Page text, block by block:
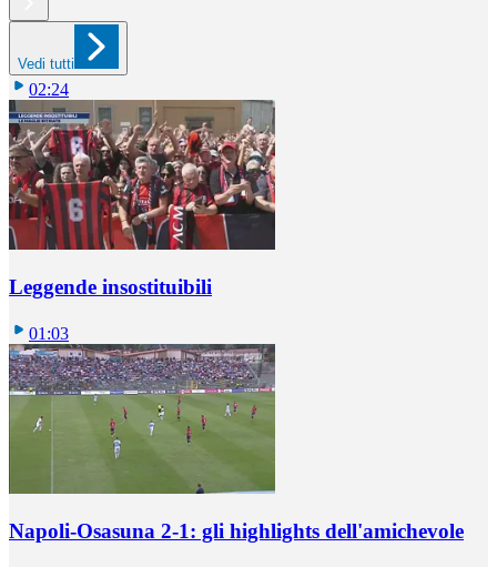
Vedi tutti
02:24
Leggende insostituibili
01:03
Napoli-Osasuna 2-1: gli highlights dell'amichevole